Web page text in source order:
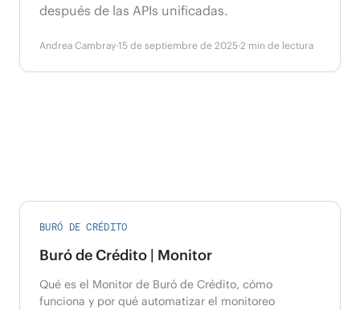
después de las APIs unificadas.
Andrea Cambray·15 de septiembre de 2025·2 min de lectura
BURÓ DE CRÉDITO
Buró de Crédito | Monitor
Qué es el Monitor de Buró de Crédito, cómo
funciona y por qué automatizar el monitoreo